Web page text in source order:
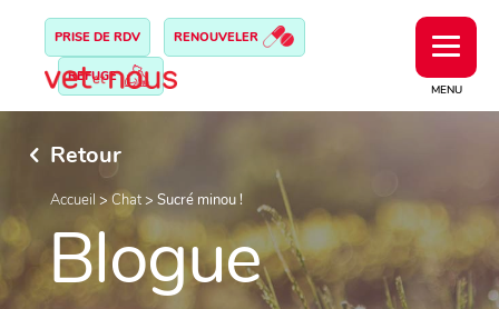
MENU
PRISE DE RDV RENOUVELER
REFUGE
Retour
Accueil >Chat> Sucré minou !
Blogue